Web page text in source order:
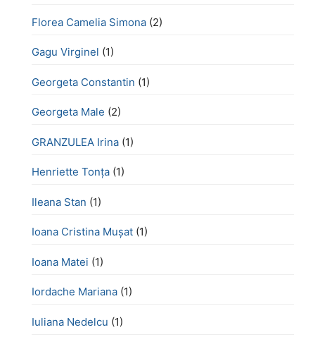
Florea Camelia Simona (2)
Gagu Virginel (1)
Georgeta Constantin (1)
Georgeta Male (2)
GRANZULEA Irina (1)
Henriette Tonţa (1)
Ileana Stan (1)
Ioana Cristina Mușat (1)
Ioana Matei (1)
Iordache Mariana (1)
Iuliana Nedelcu (1)